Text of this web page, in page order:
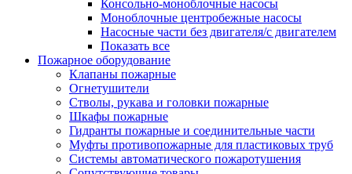
Консольно-моноблочные насосы
Моноблочные центробежные насосы
Насосные части без двигателя/с двигателем
Показать все
Пожарное оборудование
Клапаны пожарные
Огнетушители
Стволы, рукава и головки пожарные
Шкафы пожарные
Гидранты пожарные и соединительные части
Муфты противопожарные для пластиковых труб
Системы автоматического пожаротушения